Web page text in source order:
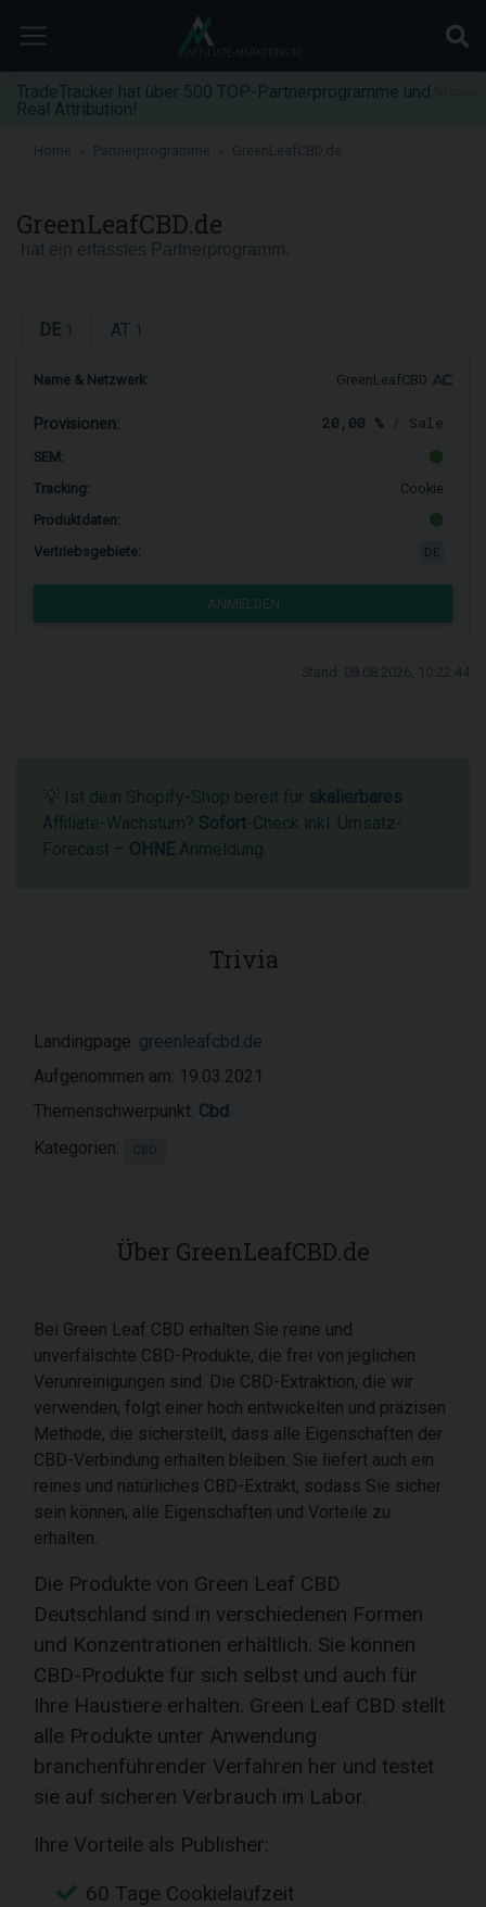
TradeTracker hat über 500 TOP-Partnerprogramme und
Real Attribution!
Home Partnerprogramme
GreenLeafCBD.de
DE AT
Name & Netzwerk: GreenLeafCBD
Provisionen: 20,00 % / Sale
SEM:
Tracking:
Cookie
Produktdaten:
Vertriebsgebiete:
ANMELDEN
💡 Ist dein Shopify-Shop bereit für skalierbares
Affiliate-Wachstum? Sofort-Check inkl. Umsatz-
Forecast – OHNE Anmeldung.
Trivia
Landingpage: greenleafcbd.de
Aufgenommen am: 19.03.2021
Themenschwerpunkt: Cbd
Kategorien:
CBD
Über GreenLeafCBD.de
Bei Green Leaf CBD erhalten Sie reine und
unverfälschte CBD-Produkte, die frei von jeglichen
Verunreinigungen sind. Die CBD-Extraktion, die wir
verwenden, folgt einer hoch entwickelten und präzisen
Methode, die sicherstellt, dass alle Eigenschaften der
CBD-Verbindung erhalten bleiben. Sie liefert auch ein
reines und natürliches CBD-Extrakt, sodass Sie sicher
sein können, alle Eigenschaften und Vorteile zu
erhalten.
Die Produkte von Green Leaf CBD
Deutschland sind in verschiedenen Formen
und Konzentrationen erhältlich. Sie können
CBD-Produkte für sich selbst und auch für
Ihre Haustiere erhalten. Green Leaf CBD stellt
alle Produkte unter Anwendung
branchenführender Verfahren her und testet
sie auf sicheren Verbrauch im Labor.
Ihre Vorteile als Publisher:
60 Tage Cookielaufzeit